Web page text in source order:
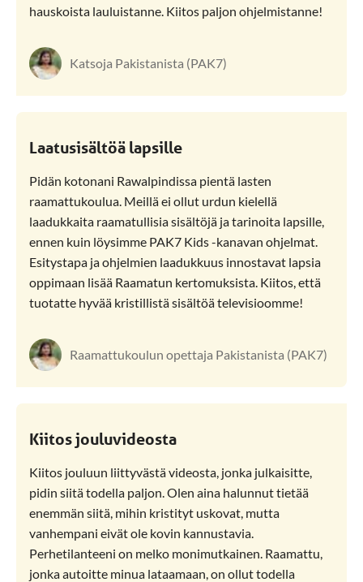
hauskoista lauluistanne. Kiitos paljon ohjelmistanne!
Katsoja Pakistanista (PAK7)
Laatusisältöä lapsille
Pidän kotonani Rawalpindissa pientä lasten
raamattukoulua. Meillä ei ollut urdun kielellä
laadukkaita raamatullisia sisältöjä ja tarinoita lapsille,
ennen kuin löysimme PAK7 Kids -kanavan ohjelmat.
Esitystapa ja ohjelmien laadukkuus innostavat lapsia
oppimaan lisää Raamatun kertomuksista. Kiitos, että
tuotatte hyvää kristillistä sisältöä televisioomme!
Raamattukoulun opettaja Pakistanista (PAK7)
Kiitos jouluvideosta
Kiitos jouluun liittyvästä videosta, jonka julkaisitte,
pidin siitä todella paljon. Olen aina halunnut tietää
enemmän siitä, mihin kristityt uskovat, mutta
vanhempani eivät ole kovin kannustavia.
Perhetilanteeni on melko monimutkainen. Raamattu,
jonka autoitte minua lataamaan, on ollut todella